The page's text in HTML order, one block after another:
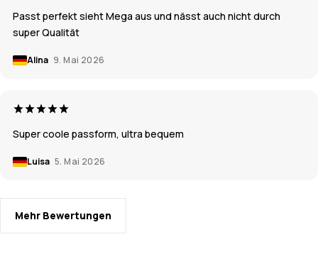
Passt perfekt sieht Mega aus und nässt auch nicht durch
super Qualität
Alina 9. Mai 2026
Super coole passform, ultra bequem
Luisa 5. Mai 2026
Mehr Bewertungen